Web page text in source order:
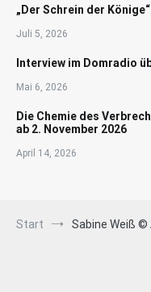
„Der Schrein der
Juli 5, 2026
Interview im Domradio
Mai 6, 2026
Die Chemie des
ab 2. November 2026
April 14, 2026
Start Sabine Weiß ©